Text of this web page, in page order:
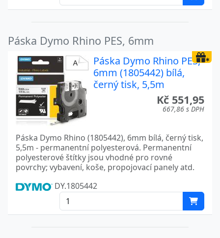
Páska Dymo Rhino PES, 6mm
Páska Dymo Rhino PES,
6mm (1805442) bílá,
černý tisk, 5,5m
Kč 551,95
667,86 s DPH
Páska Dymo Rhino (1805442), 6mm bílá, černý tisk,
5,5m - permanentní polyesterová. Permanentní
polyesterové štítky jsou vhodné pro rovné
povrchy; vybavení, koše, propojovací panely atd.
DY.1805442